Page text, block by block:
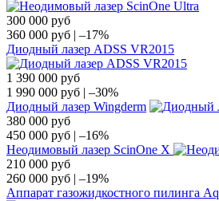
300 000 руб
360 000 руб | –17%
Диодный лазер ADSS VR2015
1 390 000 руб
1 990 000 руб | –30%
Диодный лазер Wingderm
380 000 руб
450 000 руб | –16%
Неодимовый лазер ScinOne X
210 000 руб
260 000 руб | –19%
Аппарат газожидкостного пилинга